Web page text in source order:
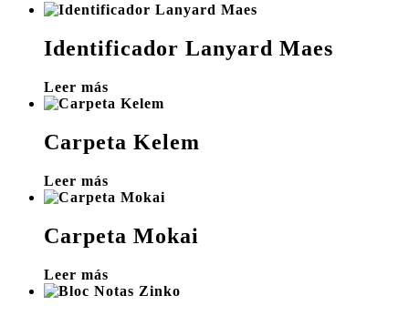
Identificador Lanyard Maes
Leer más
Carpeta Kelem
Leer más
Carpeta Mokai
Leer más